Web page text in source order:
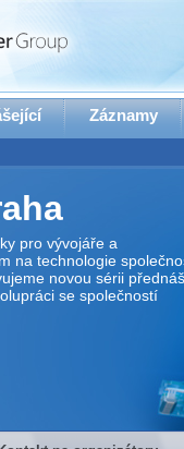
Záznamy
pro vývojáře a
na technologie
novou sérii
se společností